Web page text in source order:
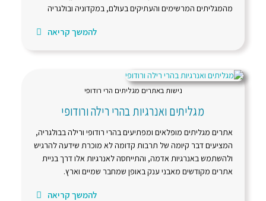
מהמגליתים המרשימים והעתיקים בעולם, במקדוניה ובולגריה
להמשך קריאה
נישות באתרים מגליתים הרי רודופי
מגליתים ואנרגיות בהרי רילה ורודופי
אתרים מגליתים מופלאים ומפתיעים בהרי רודופי ורילה בבולגריה,
המציעים דבר קיומה של תרבות קדומה לא מוכרת שידעה להרגיש
ולהשתמש באנרגיות אדמה, והתייחסה לאנרגיות אלו דרך בניית
אתרים מקודשים מאבני ענק באופן שמחבר שמיים וארץ.
להמשך קריאה